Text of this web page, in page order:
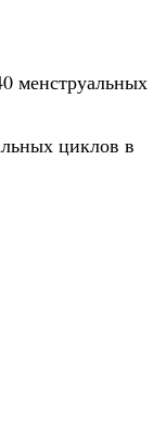
менструальных
циклов в